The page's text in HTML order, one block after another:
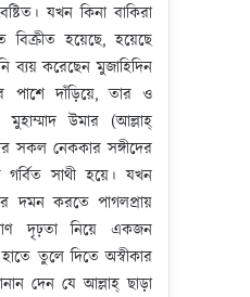
যখন কিনা বাকিরা
বিক্রীত হয়েছে, হয়েছে
ব্যয় করেছেন মুজাহিদিন
পাশে দাঁড়িয়ে, তার ও
উমার (আল্লাহ্‌
সকল নেককার সঙ্গীদের
সাথী হয়ে। যখন
দমন করতে পাগলপ্রায়
দৃঢ়তা নিয়ে একজন
তুলে দিতে অস্বীকার
দেন যে আল্লাহ্‌ ছাড়া